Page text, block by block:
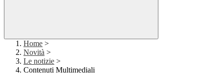
Home >
Novità >
Le notizie >
Contenuti Multimediali